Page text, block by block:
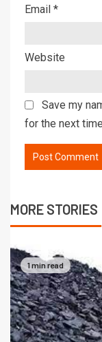
Email *
Website
Save my
for the next
MORE STORIES
1 min read